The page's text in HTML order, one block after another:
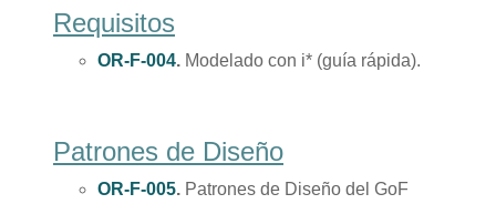
Requisitos
OR-F-004. Modelado con i* (guía rápida).
Patrones de Diseño
OR-F-005. Patrones de Diseño del GoF